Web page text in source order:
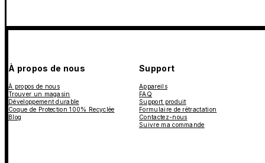
À propos de nous
À propos de nous
Trouver un magasin
Développement durable
Coque de Protection 100% Recyclée
Blog
Support
Appareils
FAQ
Support produit
Formulaire de rétractation
Contactez-nous
Suivre ma commande